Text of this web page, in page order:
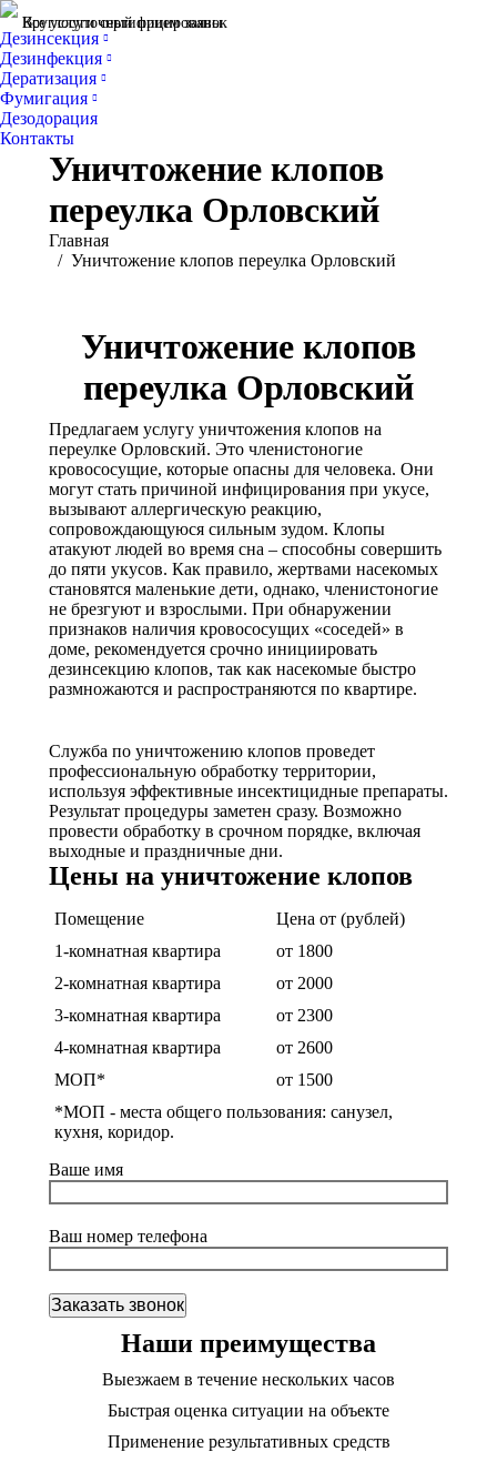
Все услуги сертифицированы
Круглосуточный прием заявок
Дезинсекция
Дезинфекция
Дератизация
Фумигация
Дезодорация
Контакты
Уничтожение клопов
переулка Орловский
Вы здесь:
Главная
Уничтожение клопов переулка Орловский
Уничтожение клопов
переулка Орловский
Предлагаем услугу уничтожения клопов на
переулке Орловский. Это членистоногие
кровососущие, которые опасны для человека. Они
могут стать причиной инфицирования при укусе,
вызывают аллергическую реакцию,
сопровождающуюся сильным зудом. Клопы
атакуют людей во время сна – способны совершить
до пяти укусов. Как правило, жертвами насекомых
становятся маленькие дети, однако, членистоногие
не брезгуют и взрослыми. При обнаружении
признаков наличия кровососущих «соседей» в
доме, рекомендуется срочно инициировать
дезинсекцию клопов, так как насекомые быстро
размножаются и распространяются по квартире.
Служба по уничтожению клопов проведет
профессиональную обработку территории,
используя эффективные инсектицидные препараты.
Результат процедуры заметен сразу. Возможно
провести обработку в срочном порядке, включая
выходные и праздничные дни.
Цены на уничтожение клопов
Помещение
Цена от (рублей)
1-комнатная квартира
от 1800
2-комнатная квартира
от 2000
3-комнатная квартира
от 2300
4-комнатная квартира
от 2600
МОП*
от 1500
*МОП - места общего пользования: санузел,
кухня, коридор.
Ваше имя
Ваш номер телефона
Наши преимущества
Выезжаем в течение нескольких часов
Быстрая оценка ситуации на объекте
Применение результативных средств